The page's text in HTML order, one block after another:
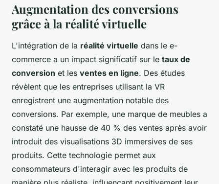
Augmentation des conversions
grâce à la réalité virtuelle
L'intégration de la réalité virtuelle dans le e-
commerce a un impact significatif sur le taux de
conversion et les ventes en ligne. Des études
révèlent que les entreprises utilisant la VR
enregistrent une augmentation notable des
conversions. Par exemple, une marque de meubles a
constaté une hausse de 40 % des ventes après avoir
introduit des visualisations 3D immersives de ses
produits. Cette technologie permet aux
consommateurs d'interagir avec les produits de